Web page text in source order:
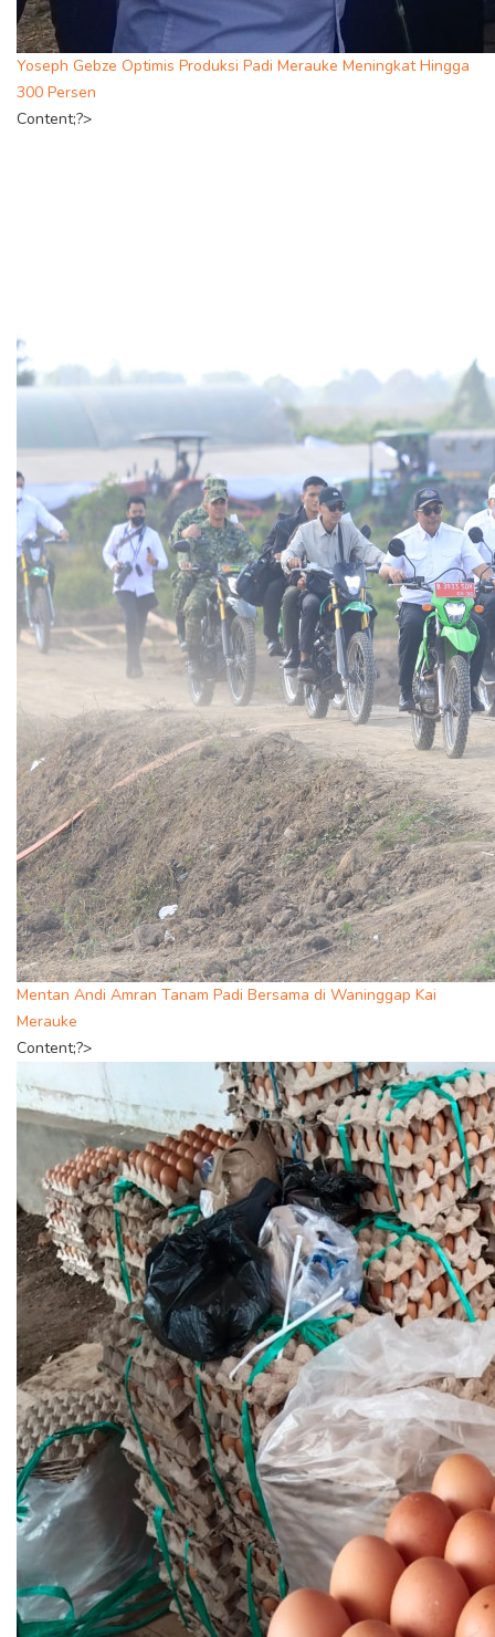
Yoseph Gebze Optimis Produksi Padi Merauke Meningkat Hingga
300 Persen
Content;?>
Mentan Andi Amran Tanam Padi Bersama di Waninggap Kai
Merauke
Content;?>